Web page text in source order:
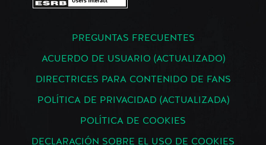
PREGUNTAS FRECUENTES
ACUERDO DE USUARIO (ACTUALIZADO)
DIRECTRICES PARA CONTENIDO DE FANS
POLÍTICA DE PRIVACIDAD (ACTUALIZADA)
POLÍTICA DE COOKIES
DECLARACIÓN SOBRE EL USO DE COOKIES